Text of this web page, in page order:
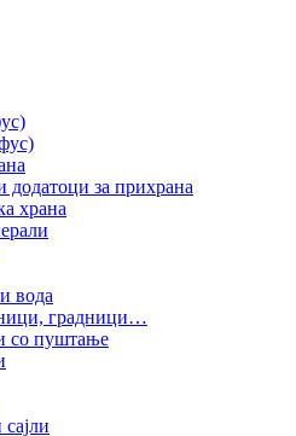
додатоци за прихрана
храна
вода
градници…
со пуштање